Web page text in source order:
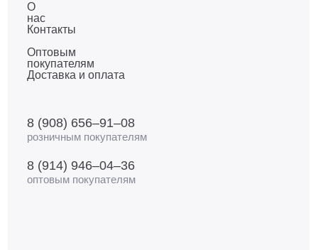
О
нас
Контакты
Оптовым
покупателям
Доставка и оплата
8 (908) 656–91–08
розничным покупателям
8 (914) 946–04–36
оптовым покупателям